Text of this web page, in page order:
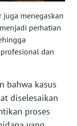
juga menegaskan
perhatian
dan
bahwa kasus
diselesaikan
proses